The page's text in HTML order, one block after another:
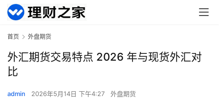
首页 外盘期货
外汇期货交易特点 2026 年与现货外汇对
比
admin 2026年5月14日 下午4:27 外盘期货